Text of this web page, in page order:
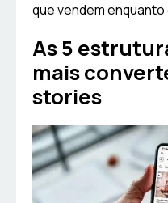
que vendem enquanto
As 5
mais
stories